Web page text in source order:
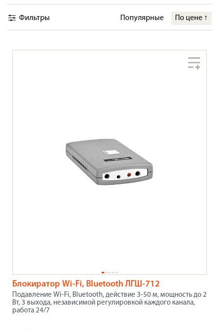
Фильтры Популярные По цене ↑
Блокиратор Wi-Fi, Bluetooth ЛГШ-712
Подавление Wi-Fi, Bluetooth, действие 3-50 м, мощность до 2
Вт, 3 выхода, независимой регулировкой каждого канала,
работа 24/7